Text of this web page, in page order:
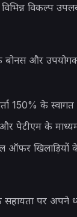
विकल्प
और
150% के
पेटीएम के
ऑफर
पर अपने